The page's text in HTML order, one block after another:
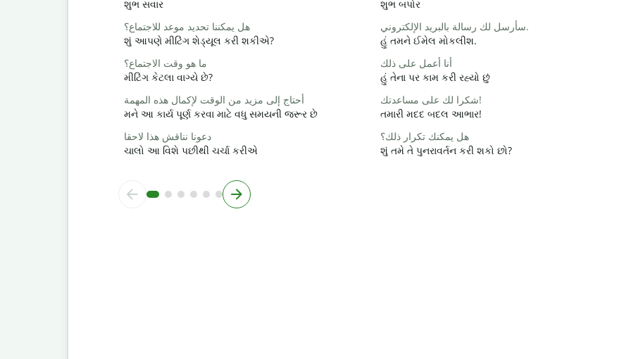
શુભ સવાર
શુભ બપોર
هل يمكننا تحديد موعد للاجتماع؟
શું આપણે મીટિંગ શેડ્યૂલ કરી શકીએ?
سأرسل لك رسالة بالبريد الإلكتروني.
હું તમને ઈમેલ મોકલીશ.
ما هو وقت الاجتماع؟
મીટિંગ કેટલા વાગ્યે છે?
أنا أعمل على ذلك
હું તેના પર કામ કરી રહ્યો છું
أحتاج إلى مزيد من الوقت لإكمال هذه المهمة
મને આ કાર્ય પૂર્ણ કરવા માટે વધુ સમયની જરૂર છે
شكرا لك على مساعدتك!
તમારી મદદ બદલ આભાર!
دعونا نناقش هذا لاحقا
ચાલો આ વિશે પછીથી ચર્ચા કરીએ
هل يمكنك تكرار ذلك؟
શું તમે તે પુનરાવર્તન કરી શકો છો?